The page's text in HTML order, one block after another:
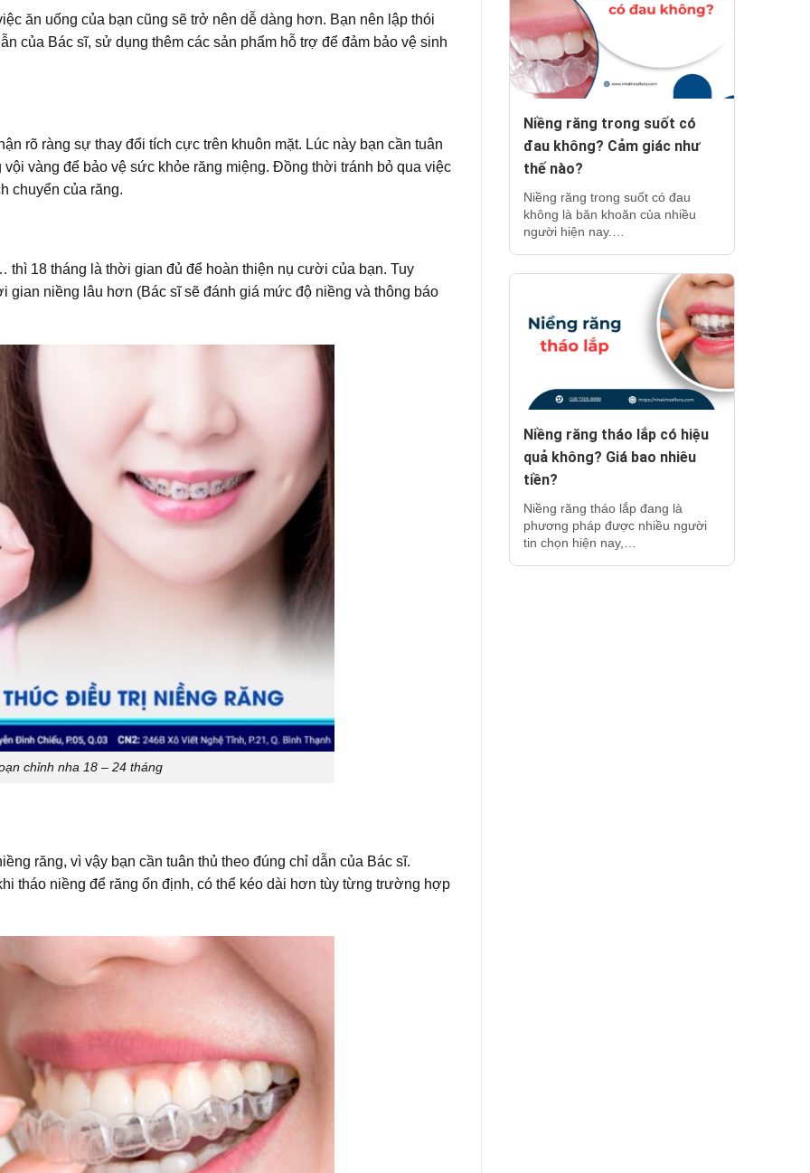
ăn uống của bạn cũng sẽ trở nên dễ dàng hơn. Bạn nên lập thói
của Bác sĩ, sử dụng thêm các sản phẩm hỗ trợ để đảm bảo vệ sinh
rõ ràng sự thay đổi tích cực trên khuôn mặt. Lúc này bạn cần tuân
vàng để bảo vệ sức khỏe răng miệng. Đồng thời tránh bỏ qua việc
chuyển của răng.
18 tháng là thời gian đủ để hoàn thiện nụ cười của bạn. Tuy
niềng lâu hơn (Bác sĩ sẽ đánh giá mức độ niềng và thông báo
chỉnh nha 18 – 24 tháng
răng, vì vậy bạn cần tuân thủ theo đúng chỉ dẫn của Bác sĩ.
tháo niềng để răng ổn định, có thể kéo dài hơn tùy từng trường hợp
Niềng răng trong suốt có
đau không? Cảm giác như
thế nào?
Niềng răng trong suốt có đau
không là băn khoăn của nhiều
người hiện nay.…
Niềng răng tháo lắp có hiệu
quả không? Giá bao nhiêu
tiền?
Niềng răng tháo lắp đang là
phương pháp được nhiều người
tin chọn hiện nay,…